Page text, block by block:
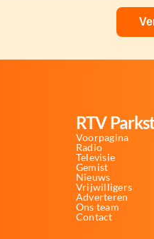
RTV
Voorpagina
Radio
Televisie
Gemist
Nieuws
Vrijwilligers
Adverteren
Ons team
Contact